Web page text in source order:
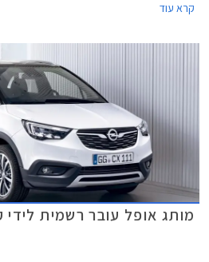
ראשון לציון, ירושלים, חיפה, ונצרת
קרא עוד
מותג אופל עובר רשמית לידי